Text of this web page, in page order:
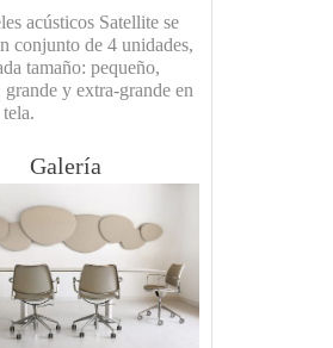
acústicos Satellite se
conjunto de 4 unidades,
tamaño: pequeño,
grande y extra-grande en
Galería